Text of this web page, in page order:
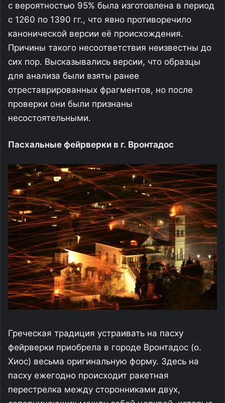
с вероятностью 95% была изготовлена в период
с 1260 по 1390 гг., что явно противоречило
канонической версии её происхождения.
Причины такого несоответствия неизвестны до
сих пор. Высказывались версии, что образцы
для анализа были взяты ранее
отреставрированных фрагментов, но после
проверки они были признаны
несостоятельными.
Пасхальные фейрверки в г. Вронтадос
Греческая традиция устраивать на пасху
фейрверки приобрела в городе Вронтадос (о.
Хиос) весьма оригинальную форму. Здесь на
пасху ежегодно происходит ракетная
перестрелка между сторонниками двух,